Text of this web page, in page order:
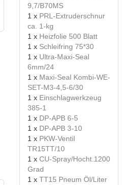
9,7/B70MS
1 x PRL-Extruderschnur
ca. 1-kg
1 x Heizfolie 500 Blatt
1 x Schleifring 75*30
1 x Ultra-Maxi-Seal
6mm/24
1 x Maxi-Seal Kombi-WE-
SET-M3-4,5-6/30
1 x Einschlagwerkzeug
385-1
1 x DP-APB 6-5
1 x DP-APB 3-10
1 x PKW-Ventil
TR15TT/10
1 x CU-Spray/Hocht.1200
Grad
1 x TT15 Pneum Öl/Liter